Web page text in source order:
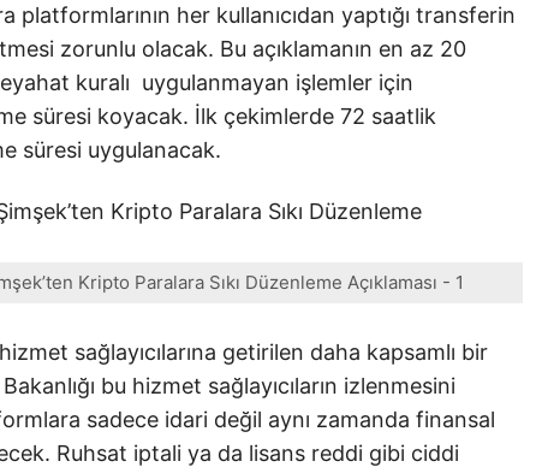
her kullanıcıdan yaptığı transferin
zorunlu olacak. Bu açıklamanın en az 20
kuralı uygulanmayan işlemler için
süresi koyacak. İlk çekimlerde 72 saatlik
süresi uygulanacak.
Kripto Paralara Sıkı Düzenleme Açıklaması - 1
sağlayıcılarına getirilen daha kapsamlı bir
bu hizmet sağlayıcıların izlenmesini
sadece idari değil aynı zamanda finansal
Ruhsat iptali ya da lisans reddi gibi ciddi